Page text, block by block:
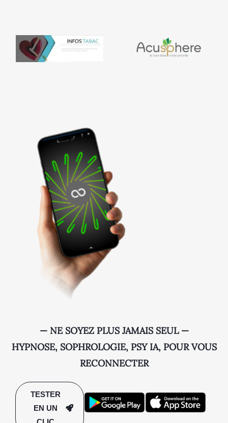
— NE SOYEZ PLUS JAMAIS SEUL —
HYPNOSE, SOPHROLOGIE, PSY IA, POUR VOUS
RECONNECTER
TESTER
EN UN